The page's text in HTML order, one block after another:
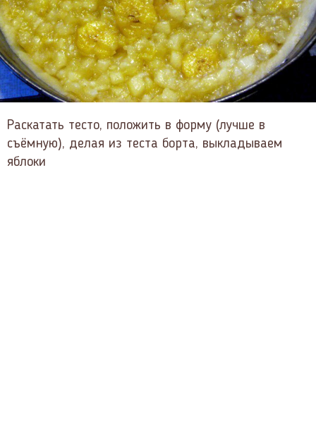
Раскатать тесто, положить в форму (лучше в
съёмную), делая из теста борта, выкладываем
яблоки